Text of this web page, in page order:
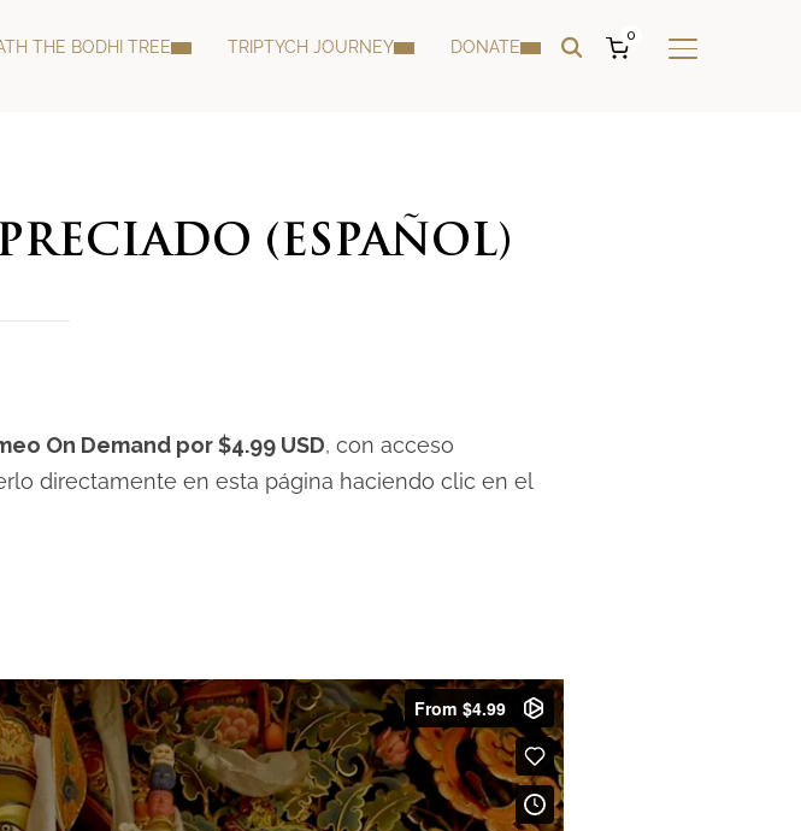
TOGGLE
0
THE BODHI TREE TRIPTYCH JOURNEY DONATE
(ESPAÑOL)
On Demand por $4.99 USD, con acceso
directamente en esta página haciendo clic en el